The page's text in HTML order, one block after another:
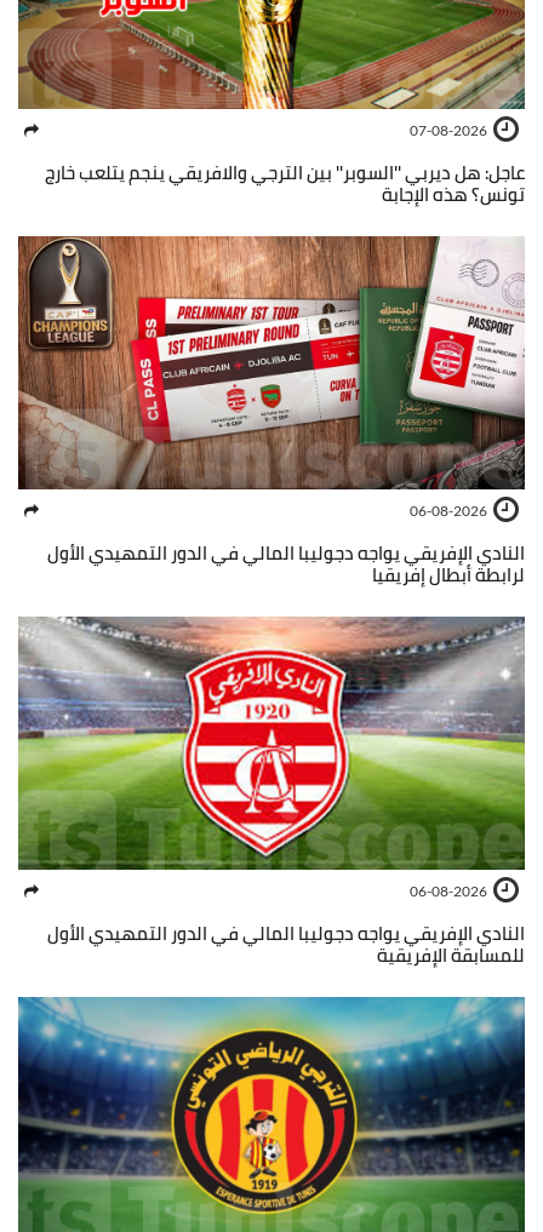
07-08-2026
عاجل: هل ديربي ''السوبر'' بين الترجي والافريقي ينجم يتلعب خارج
تونس؟ هذه الإجابة
06-08-2026
النادي الإفريقي يواجه دجوليبا المالي في الدور التمهيدي الأول
لرابطة أبطال إفريقيا
06-08-2026
النادي الإفريقي يواجه دجوليبا المالي في الدور التمهيدي الأول
للمسابقة الإفريقية